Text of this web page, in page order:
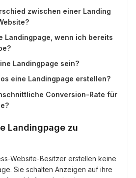
zwischen einer Landing
Landingpage, wenn ich bereits
Landingpage sein?
eine Landingpage erstellen?
Conversion-Rate für
Landingpage zu
Website-Besitzer erstellen keine
Sie schalten Anzeigen auf ihre